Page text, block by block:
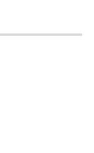
イセンサー
随または関
的な損失、
該当国の政
なしに、本
を、直接ま
ん。